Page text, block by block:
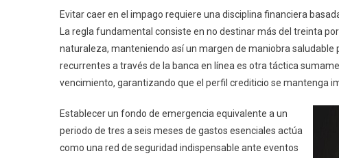
Evitar caer en el impago requiere una disciplina financiera
La regla fundamental consiste en no destinar más del treinta
naturaleza, manteniendo así un margen de maniobra
recurrentes a través de la banca en línea es otra táctica
vencimiento, garantizando que el perfil crediticio se mantenga
Establecer un fondo de emergencia equivalente a un
periodo de tres a seis meses de gastos esenciales actúa
como una red de seguridad indispensable ante eventos